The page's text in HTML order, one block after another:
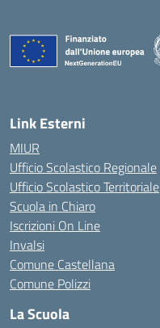
Link Esterni
MIUR
Ufficio Scolastico Regionale
Ufficio Scolastico Territoriale
Scuola in Chiaro
Iscrizioni On Line
Invalsi
Comune Castellana
Comune Polizzi
La Scuola